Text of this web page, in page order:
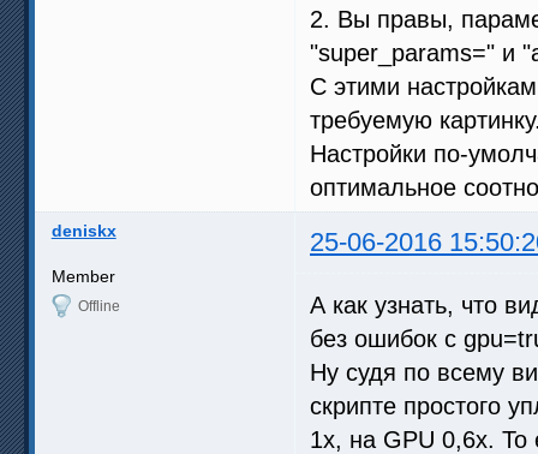
2. Вы правы,
"super_params=" и
С этими
требуемую
Настройки по-
оптимальное
deniskx 25-06-2016
Member
Offline
А как узнать, что
без ошибок с
Ну судя по всему
скрипте простого
1x, на GPU 0,6x. То